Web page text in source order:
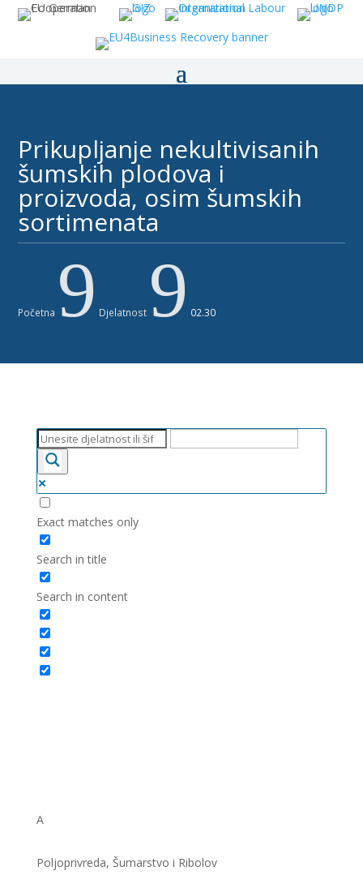
Prikupljanje nekultivisanih
šumskih plodova i
proizvoda, osim šumskih
sortimenata
Početna 9 Djelatnost 9 02.30
Exact matches only
Search in title
Search in content
A
Poljoprivreda, Šumarstvo i Ribolov